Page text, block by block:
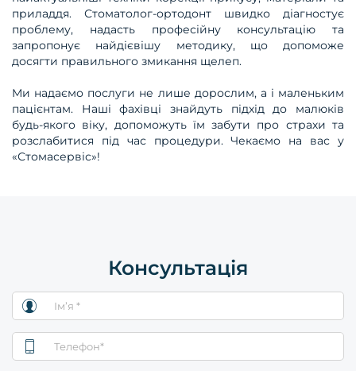
приладдя. Стоматолог-ортодонт швидко діагностує
проблему, надасть професійну консультацію та
запропонує найдієвішу методику, що допоможе
досягти правильного змикання щелеп.
Ми надаємо послуги не лише дорослим, а і маленьким
пацієнтам. Наші фахівці знайдуть підхід до малюків
будь-якого віку, допоможуть їм забути про страхи та
розслабитися під час процедури. Чекаємо на вас у
«Стомасервіс»!
Консультація